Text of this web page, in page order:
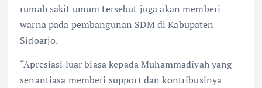
rumah sakit umum tersebut juga akan memberi
warna pada pembangunan SDM di Kabupaten
Sidoarjo.
“Apresiasi luar biasa kepada Muhammadiyah yang
senantiasa memberi support dan kontribusinya